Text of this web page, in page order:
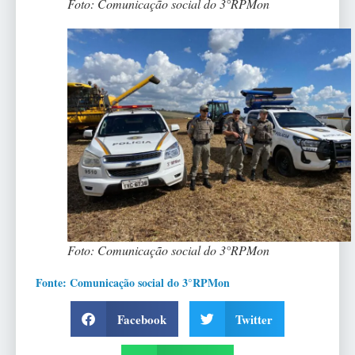
Foto: Comunicação social do 3°RPMon
Foto: Comunicação social do 3°RPMon
Fonte: Comunicação social do 3°RPMon
Facebook Twitter